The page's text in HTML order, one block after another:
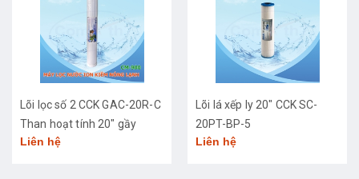
Lõi lọc số 2 CCK GAC-20R-C
Than hoạt tính 20" gầy
Liên hệ
Lõi lá xếp ly 20" CCK SC-
20PT-BP-5
Liên hệ